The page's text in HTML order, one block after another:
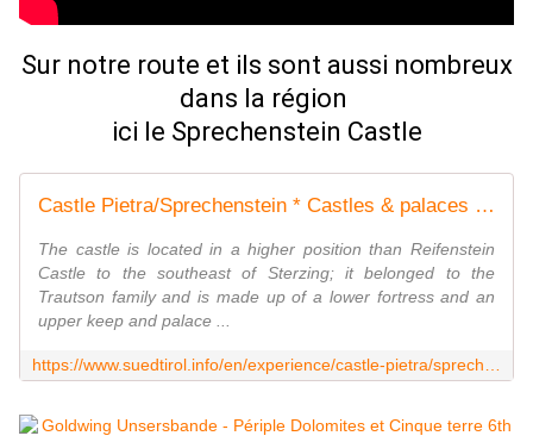
Sur notre route et ils sont aussi nombreux
dans la région
ici le Sprechenstein Castle
Castle Pietra/Sprechenstein * Castles & palaces in South Tyrol
The castle is located in a higher position than Reifenstein
Castle to the southeast of Sterzing; it belonged to the
Trautson family and is made up of a lower fortress and an
upper keep and palace ...